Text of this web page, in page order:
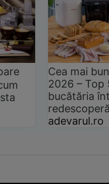
Cea mai
2026 –
bucătăria
adevarul.ro